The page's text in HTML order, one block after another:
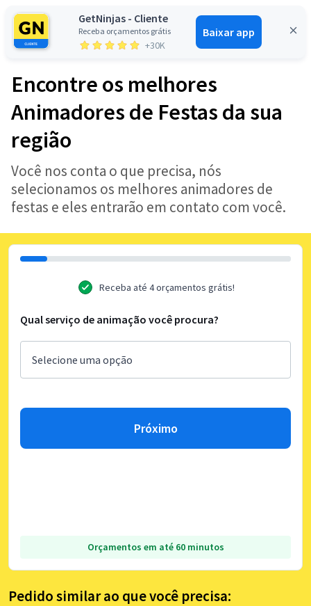
GetNinjas - Cliente
Receba orçamentos grátis
+30K
Baixar app
Entrar
Encontre os melhores
Animadores de Festas da sua
região
Você nos conta o que precisa, nós
selecionamos os melhores animadores de
festas e eles entrarão em contato com você.
Receba até 4 orçamentos grátis!
Qual serviço de animação você procura?
Próximo
Orçamentos em até 60 minutos
Pedido similar ao que você precisa: